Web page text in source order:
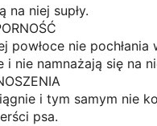
na niej supły.
powłoce nie pochłania
i nie namnażają się na
i tym samym nie
psa.